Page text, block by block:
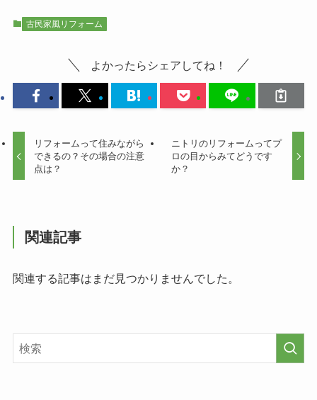
古民家風リフォーム
よかったらシェアしてね！
リフォームって住みながら
できるの？その場合の注意
点は？
ニトリのリフォームってプ
ロの目からみてどうです
か？
関連記事
関連する記事はまだ見つかりませんでした。